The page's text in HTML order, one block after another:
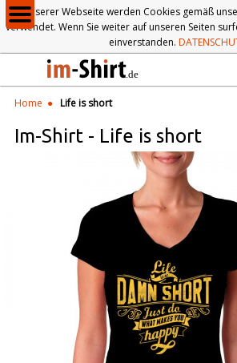
Auf unserer Webseite werden Cookies gemäß
verwendet. Wenn Sie weiter auf unseren Seiten
einverstanden.
Home Life is short
Im-Shirt - Life is short